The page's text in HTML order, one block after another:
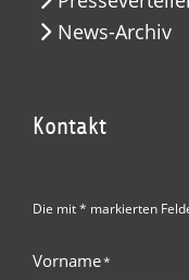
News-Archiv
Kontakt
Die mit * markierten
Vorname*